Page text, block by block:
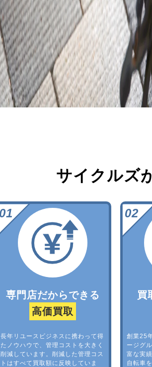
サイクルズ
専門店だからできる
高価買取
長年リユースビジネスに携わって得
たノウハウで、管理コストを大きく
削減しています。削減した管理コス
トはすべて買取額に反映していま
買
創業25
ージグ
富な実
自転車